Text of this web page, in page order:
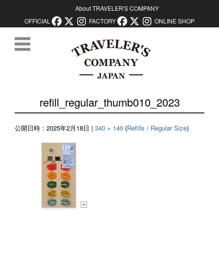
About TRAVELER'S COMPANY
OFFICIAL
FACTORY ONLINE SHOP
refill_regular_thumb010_2023
公開日時： 2025年2月18日 | 340 × 140 (Refills / Regular Size)